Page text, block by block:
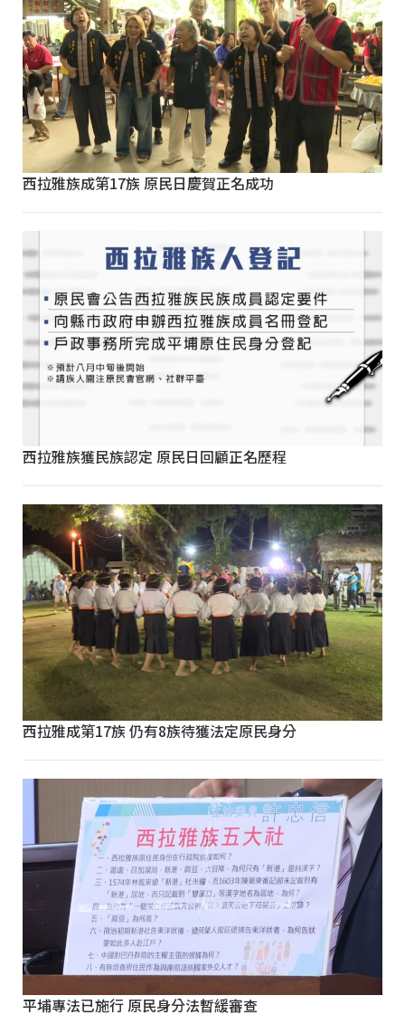
西拉雅族成第17族 原民日慶賀正名成功
西拉雅族獲民族認定 原民日回顧正名歷程
西拉雅成第17族 仍有8族待獲法定原民身分
平埔專法已施行 原民身分法暫緩審查